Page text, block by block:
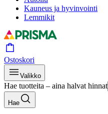
Kauneus ja hyvinvointi
Lemmikit
Ostoskori
Valikko
Hae tuotteita – aina halvat hinnat
Hae